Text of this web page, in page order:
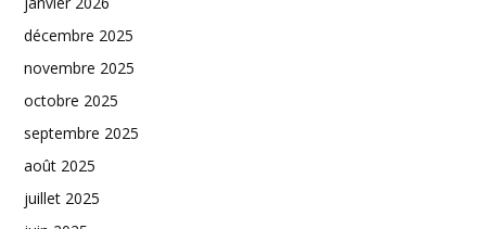
décembre 2025
novembre 2025
octobre 2025
septembre 2025
août 2025
juillet 2025